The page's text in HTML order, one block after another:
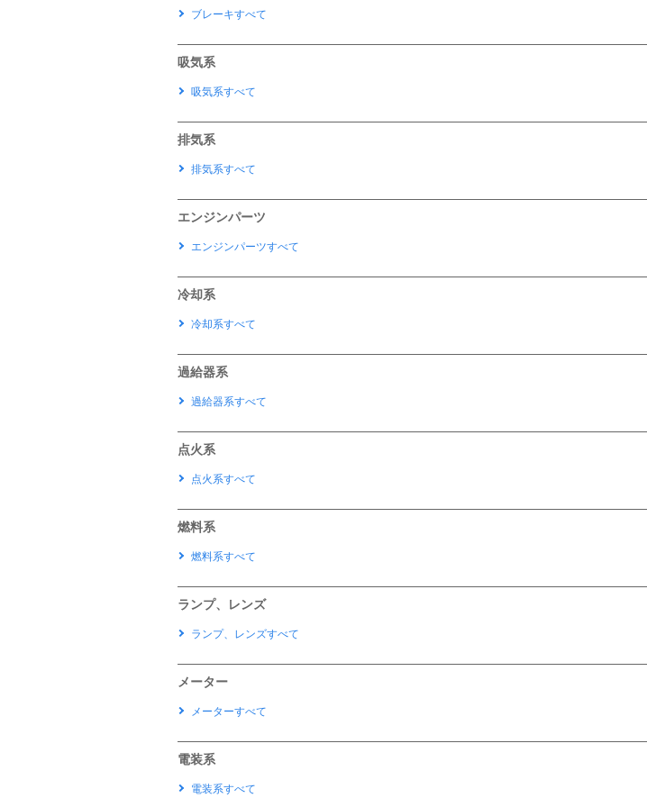
ブレーキすべて
吸気系
吸気系すべて
排気系
排気系すべて
エンジンパーツ
エンジンパーツすべて
冷却系
冷却系すべて
過給器系
過給器系すべて
点火系
点火系すべて
燃料系
燃料系すべて
ランプ、レンズ
ランプ、レンズすべて
メーター
メーターすべて
電装系
電装系すべて